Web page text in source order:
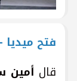
فتح ميديا
قال أمين